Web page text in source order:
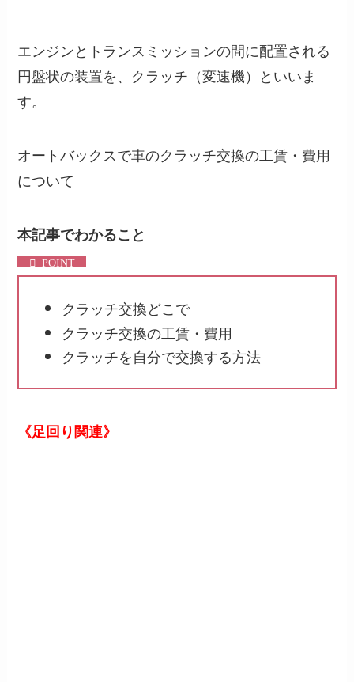
エンジンとトランスミッションの間に配置される
円盤状の装置を、クラッチ（変速機）といいま
す。
オートバックスで車のクラッチ交換の工賃・費用
について
本記事でわかること
クラッチ交換どこで
クラッチ交換の工賃・費用
クラッチを自分で交換する方法
《足回り関連》